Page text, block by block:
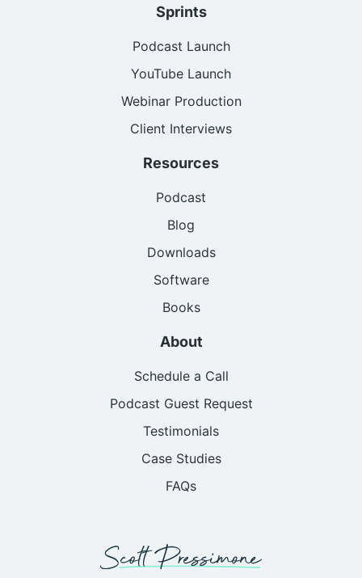
Sprints
Podcast Launch
YouTube Launch
Webinar Production
Client Interviews
Resources
Podcast
Blog
Downloads
Software
Books
About
Schedule a Call
Podcast Guest Request
Testimonials
Case Studies
FAQs